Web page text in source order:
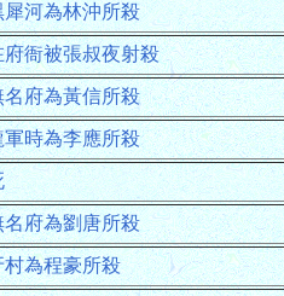
河為林沖所殺
衙被張叔夜射殺
府為黃信所殺
時為李應所殺
府為劉唐所殺
為程豪所殺